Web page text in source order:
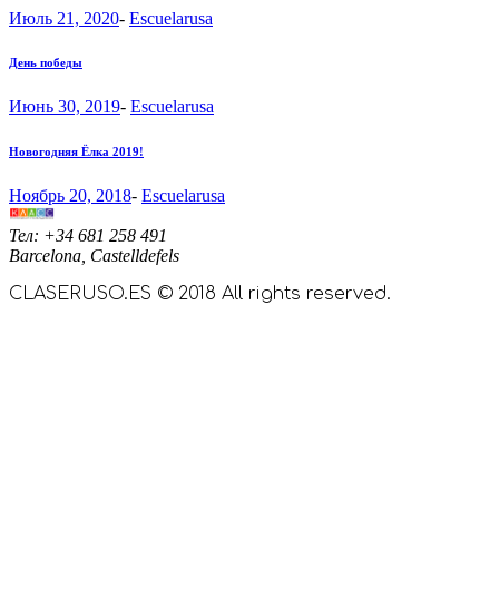
Июль 21, 2020- Escuelarusa
День победы
Июнь 30, 2019- Escuelarusa
Новогодняя Ёлка 2019!
Ноябрь 20, 2018- Escuelarusa
Тел: +34 681 258 491
Barcelona, Castelldefels
CLASERUSO.ES © 2018 All rights reserved.